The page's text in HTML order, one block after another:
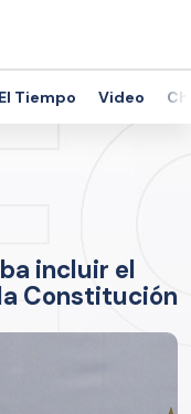
El Tiempo Video
incluir el
Constitución